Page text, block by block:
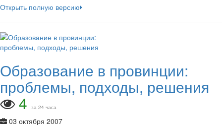
Открыть полную версию
Образование в провинции:
проблемы, подходы, решения
4 за 24 часа
03 октября 2007